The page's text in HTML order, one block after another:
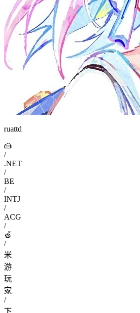
ruattd
🍰
/
.NET
/
BE
/
INTJ
/
ACG
/
🍏
/
米
游
玩
家
/
下